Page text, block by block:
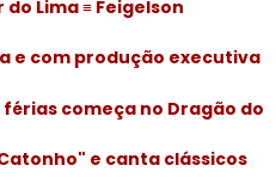
Lima ≡ Feigelson
e com produção executiva
começa no Dragão do
e canta clássicos